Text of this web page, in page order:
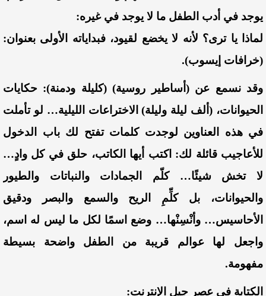
يوجد في أدب الطفل ما لا يوجد في غيره:
لماذا يا ترى؟ لأنه لا يخضع لقيود، فبداياته الأولى بعنوان:
(خرافات إيسوب).
وقد نسمع عن (أساطير روسية) (كليلة ودمنة): حكايات
الحيوانات، (ألف ليلة وليلة) الاختراعات الليلية… لو تأملت
في هذه العناوين لوجدت كلمات تفتح لك باب الدخول
للأعاجيب قائلة لك: اكتب أيها الكاتب، حلق في كل وادٍ…
لا تخش شيئًا… كلّم الجمادات والنباتات والطيور
والحيوانات، بل كلِّمِ الريح والسمع والبصر ودقيق
الأحاسيس… وأنْسِنْها… وضع اسمًا لكل ما ليس له اسم،
واجعل لها عوالم قريبة من الطفل واضحة بسيطة
مفهومة.
الكتابة في عصر جيل الإنترنت: